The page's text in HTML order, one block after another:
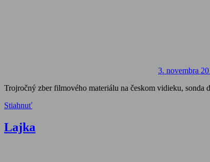
3. novembra
Trojročný zber filmového materiálu na českom vidieku,
Stiahnuť
Lajka